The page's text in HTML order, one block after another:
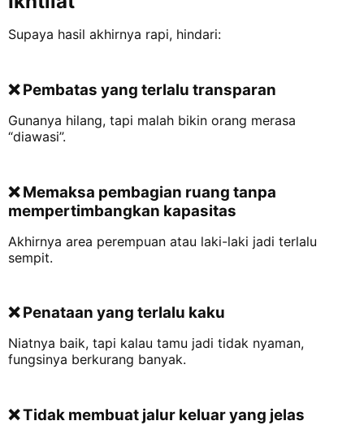
Supaya hasil akhirnya rapi, hindari:
❌ Pembatas yang terlalu transparan
Gunanya hilang, tapi malah bikin orang merasa
“diawasi”.
❌ Memaksa pembagian ruang tanpa
mempertimbangkan kapasitas
Akhirnya area perempuan atau laki-laki jadi terlalu
sempit.
❌ Penataan yang terlalu kaku
Niatnya baik, tapi kalau tamu jadi tidak nyaman,
fungsinya berkurang banyak.
❌ Tidak membuat jalur keluar yang jelas